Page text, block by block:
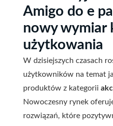
Amigo do e
nowy wymiar
użytkowania
W dzisiejszych czasach
użytkowników na temat
produktów z kategorii
Nowoczesny rynek
rozwiązań, które